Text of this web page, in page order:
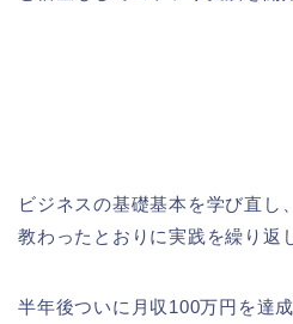
ビジネスの基礎基本を学び直し、
教わったとおりに実践を繰り返
半年後ついに月収100万円を達